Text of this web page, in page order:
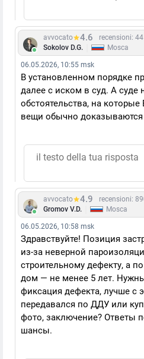
avvocato 4.6
recensioni:
Sokolov D.G.
Mosca
06.05.2026, 10:55 msk
В установленном порядке
далее с иском в суд. А суде
обстоятельства, на
вещи обычно доказываются
avvocato 4.9
recensioni:
Gromov V.D.
Mosca
06.05.2026, 10:58 msk
Здравствуйте! Позиция
из-за неверной
строительному дефекту, а
дом — не менее 5 лет.
фиксация дефекта, лучше с
передавался по ДДУ или
фото, заключение? Ответы
шансы.